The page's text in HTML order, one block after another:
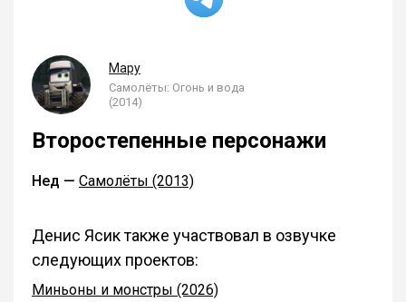
Мару
Самолёты: Огонь и вода
(2014)
Второстепенные персонажи
Нед — Самолёты (2013)
Денис Ясик также участвовал в озвучке
следующих проектов:
Миньоны и монстры (2026)